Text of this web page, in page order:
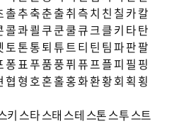
촐추축춘출취측치 친 칠 카칼
콜콰쾰 쿠쿤쿨큐크클키 타탄
토톤통퇴튜트티 틴 팀파판팔
퐁표푸품풍퓌 퓨프플피 필 핑
협 형 호혼홀홍화환황회 획 횡
키 스타스태 스테 스톤스투스트